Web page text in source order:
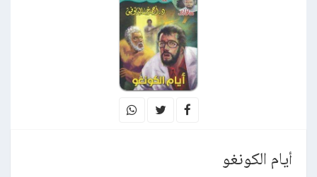
أيام الكونغو